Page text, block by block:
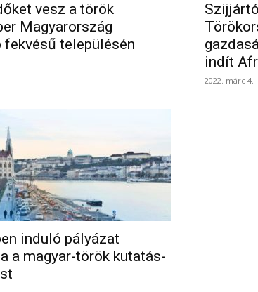
vesz a török
Magyarország
fekvésű településén
indít
2022. márc 4.
induló pályázat
a magyar-török kutatás-